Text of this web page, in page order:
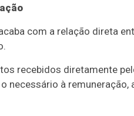
com a relação direta
recebidos diretamente
necessário à